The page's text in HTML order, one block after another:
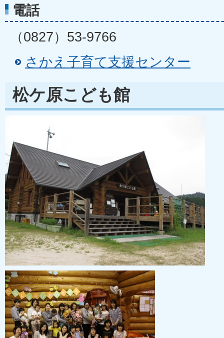
電話
（0827）53-9766
さかえ子育て支援センター
松ケ原こども館